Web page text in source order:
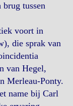
tussen
voort in
die sprak van
van Hegel,
Merleau-Ponty.
name bij Carl